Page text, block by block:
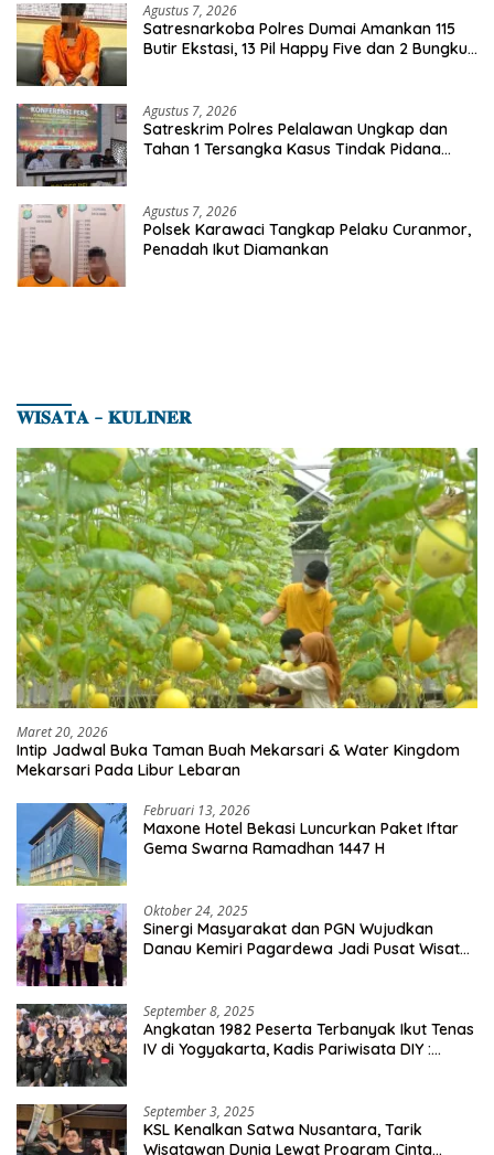
Agustus 7, 2026
Satresnarkoba Polres Dumai Amankan 115
Butir Ekstasi, 13 Pil Happy Five dan 2 Bungkus
Agustus 7, 2026
Satreskrim Polres Pelalawan Ungkap dan
Tahan 1 Tersangka Kasus Tindak Pidana
Agustus 7, 2026
Polsek Karawaci Tangkap Pelaku Curanmor,
Penadah Ikut Diamankan
𝐖𝐈𝐒𝐀𝐓𝐀 – 𝐊𝐔𝐋𝐈𝐍𝐄𝐑
Maret 20, 2026
Intip Jadwal Buka Taman Buah Mekarsari & Water Kingdom
Mekarsari Pada Libur Lebaran
Februari 13, 2026
Maxone Hotel Bekasi Luncurkan Paket Iftar
Gema Swarna Ramadhan 1447 H
Oktober 24, 2025
Sinergi Masyarakat dan PGN Wujudkan
Danau Kemiri Pagardewa Jadi Pusat Wisata
September 8, 2025
Angkatan 1982 Peserta Terbanyak Ikut Tenas
IV di Yogyakarta, Kadis Pariwisata DIY :
September 3, 2025
KSL Kenalkan Satwa Nusantara, Tarik
Wisatawan Dunia Lewat Program Cinta